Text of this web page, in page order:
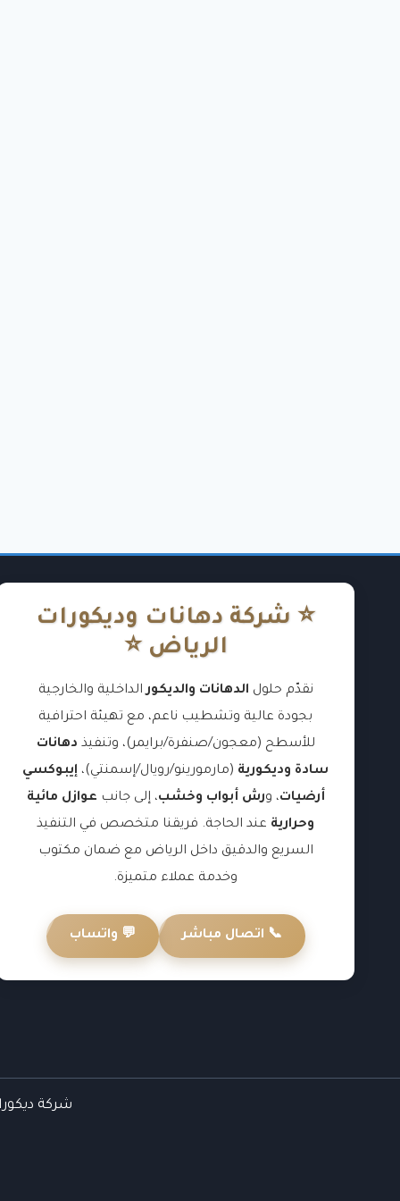
⭐ شركة دهانات وديكورات
الرياض ⭐
نقدّم حلول الدهانات والديكورالداخلية والخارجية
بجودة عالية وتشطيب ناعم، مع تهيئة احترافية
للأسطح (معجون/صنفرة/برايمر)، وتنفيذ دهانات
سادة وديكورية (مارمورينو/رويال/إسمنتي)، إيبوكسي
أرضيات، ورش أبواب وخشب، إلى جانب عوازل مائية
وحرارية عند الحاجة. فريقنا متخصص في التنفيذ
السريع والدقيق داخل الرياض مع ضمان مكتوب
وخدمة عملاء متميزة.
📞 اتصال مباشر 💬 واتساب
شركة